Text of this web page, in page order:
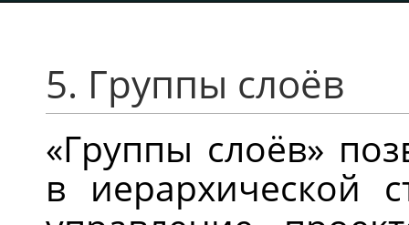
5. Группы слоёв
«Группы слоёв»
в иерархической